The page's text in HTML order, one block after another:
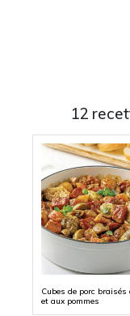
12
Cubes de porc braisés
et aux pommes